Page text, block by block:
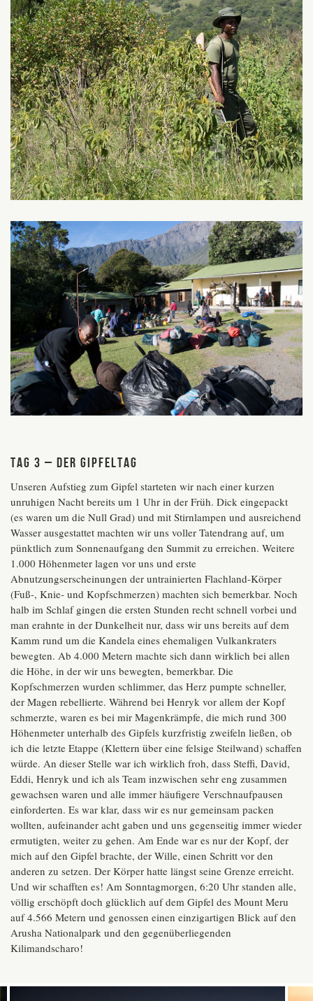
Tag 3 – der Gipfeltag
Unseren Aufstieg zum Gipfel starteten wir nach einer kurzen
unruhigen Nacht bereits um 1 Uhr in der Früh. Dick eingepackt
(es waren um die Null Grad) und mit Stirnlampen und ausreichend
Wasser ausgestattet machten wir uns voller Tatendrang auf, um
pünktlich zum Sonnenaufgang den Summit zu erreichen. Weitere
1.000 Höhenmeter lagen vor uns und erste
Abnutzungserscheinungen der untrainierten Flachland-Körper
(Fuß-, Knie- und Kopfschmerzen) machten sich bemerkbar. Noch
halb im Schlaf gingen die ersten Stunden recht schnell vorbei und
man erahnte in der Dunkelheit nur, dass wir uns bereits auf dem
Kamm rund um die Kandela eines ehemaligen Vulkankraters
bewegten. Ab 4.000 Metern machte sich dann wirklich bei allen
die Höhe, in der wir uns bewegten, bemerkbar. Die
Kopfschmerzen wurden schlimmer, das Herz pumpte schneller,
der Magen rebellierte. Während bei Henryk vor allem der Kopf
schmerzte, waren es bei mir Magenkrämpfe, die mich rund 300
Höhenmeter unterhalb des Gipfels kurzfristig zweifeln ließen, ob
ich die letzte Etappe (Klettern über eine felsige Steilwand) schaffen
würde. An dieser Stelle war ich wirklich froh, dass Steffi, David,
Eddi, Henryk und ich als Team inzwischen sehr eng zusammen
gewachsen waren und alle immer häufigere Verschnaufpausen
einforderten. Es war klar, dass wir es nur gemeinsam packen
wollten, aufeinander acht gaben und uns gegenseitig immer wieder
ermutigten, weiter zu gehen. Am Ende war es nur der Kopf, der
mich auf den Gipfel brachte, der Wille, einen Schritt vor den
anderen zu setzen. Der Körper hatte längst seine Grenze erreicht.
Und wir schafften es! Am Sonntagmorgen, 6:20 Uhr standen alle,
völlig erschöpft doch glücklich auf dem Gipfel des Mount Meru
auf 4.566 Metern und genossen einen einzigartigen Blick auf den
Arusha Nationalpark und den gegenüberliegenden
Kilimandscharo!